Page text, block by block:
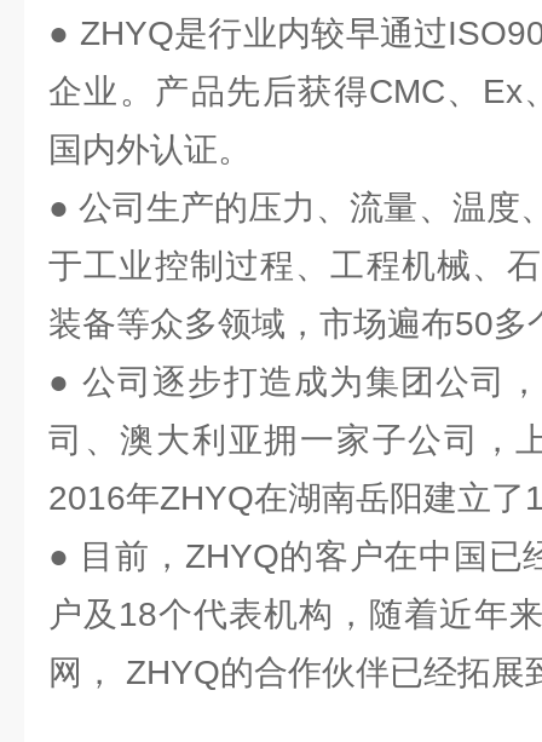
● ZHYQ是行业内较早通过
企业。产品先后获得CMC、Ex
国内外认证。
● 公司生产的压力、流量、温度
于工业控制过程、工程机械、
装备等众多领域，市场遍布50多
● 公司逐步打造成为集团公司
司、澳大利亚拥一家子公司，
2016年ZHYQ在湖南岳阳建立了
● 目前，ZHYQ的客户在中国已
户及18个代表机构，随着近年
网， ZHYQ的合作伙伴已经拓展